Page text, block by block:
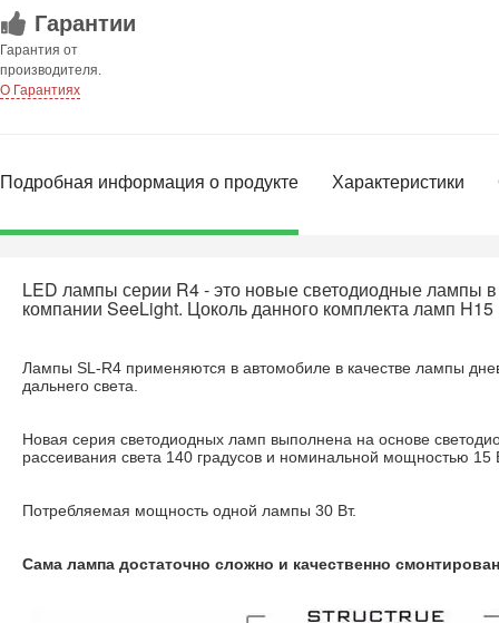
Гарантии
Гарантия от
производителя.
О Гарантиях
Подробная информация о продукте Характеристики
LED лампы серии R4 - это новые светодиодные лампы
компании SeeLight. Цоколь данного комплекта ламп
Лампы SL-R4 применяются в автомобиле в качестве лампы
дальнего света.
Новая серия светодиодных ламп выполнена на основе
рассеивания света 140 градусов и номинальной мощностью 15
Потребляемая мощность одной лампы 30 Вт.
Сама лампа достаточно сложно и качественно